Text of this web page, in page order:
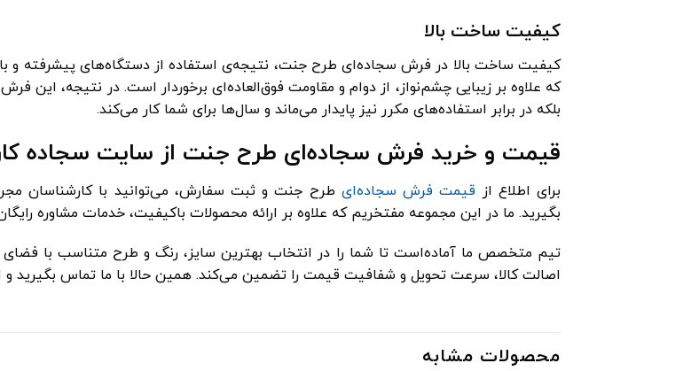
کیفیت ساخت بالا
کیفیت ساخت بالا در فرش سجاده‌ای طرح جنت، نتیجه‌ی استفاده از دستگاه‌های پیشرفته و
که علاوه بر زیبایی چشم‌نواز، از دوام و مقاومت فوق‌العاده‌ای برخوردار است. در نتیجه، این
بلکه در برابر استفاده‌های مکرر نیز پایدار می‌ماند و سال‌ها برای شما کار می‌کند.
قیمت و خرید فرش سجاده‌ای طرح جنت از سایت سجاده
برای اطلاع از قیمت فرش سجاده‌ای طرح جنت و ثبت سفارش، می‌توانید با کارشناسان
بگیرید. ما در این مجموعه مفتخریم که علاوه بر ارائه محصولات باکیفیت، خدمات مشاوره
تیم متخصص ما آماده‌است تا شما را در انتخاب بهترین سایز، رنگ و طرح متناسب با فضای
اصالت کالا، سرعت تحویل و شفافیت قیمت را تضمین می‌کند. همین حالا با ما تماس بگیرید
محصولات مشابه